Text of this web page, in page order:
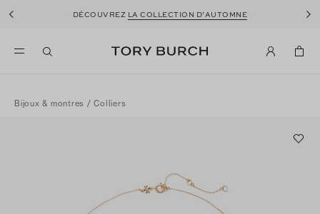
UNE NOUVELLE SAISON POUR LESCHAUSSURES
DÉCOUVREZ LA COLLECTION D’AUTOMNE
Bijoux & montres /Colliers